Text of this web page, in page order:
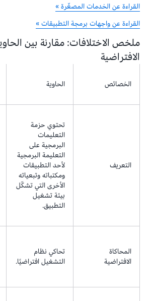
القراءة عن الخدمات المصغّرة »
القراءة عن واجهات برمجة التطبيقات »
ملخص الاختلافات: مقارنة بين
الافتراضية
الخصائص الحاوية
التعريف
تحتوي حزمة
التعليمات
البرمجية على
التعليمة البرمجية
لأحد التطبيقات
ومكتباته وتبعياته
الأخرى التي تشكّل
بيئة تشغيل
التطبيق.
المحاكاة
الافتراضية
تحاكي نظام
التشغيل افتراضيًا.